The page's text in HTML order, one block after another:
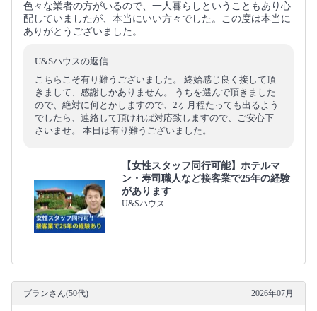
色々な業者の方がいるので、一人暮らしということもあり心
配していましたが、本当にいい方々でした。この度は本当に
ありがとうございました。
U&Sハウスの返信
こちらこそ有り難うございました。 終始感じ良く接して頂
きまして、感謝しかありません。 うちを選んで頂きました
ので、絶対に何とかしますので、2ヶ月程たっても出るよう
でしたら、連絡して頂ければ対応致しますので、ご安心下
さいませ。 本日は有り難うございました。
【女性スタッフ同行可能】ホテルマ
ン・寿司職人など接客業で25年の経験
があります
U&Sハウス
ブランさん(50代) 2026年07月